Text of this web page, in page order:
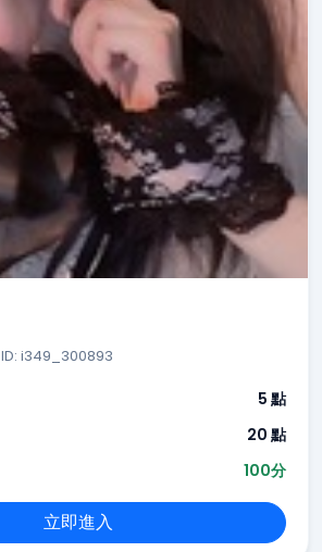
ID: i349_300893
5 點
20 點
100分
立即進入